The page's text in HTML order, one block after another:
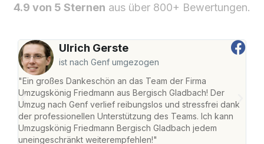
4.9 von 5 Sternen aus über 800+ Bewertungen.
Ulrich Gerste
ist nach Genf umgezogen
"Ein großes Dankeschön an das Team der Firma
Umzugskönig Friedmann aus Bergisch Gladbach! Der
Umzug nach Genf verlief reibungslos und stressfrei dank
der professionellen Unterstützung des Teams. Ich kann
Umzugskönig Friedmann Bergisch Gladbach jedem
uneingeschränkt weiterempfehlen!"